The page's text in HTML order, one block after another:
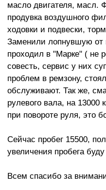
масло двигателя, масл.
продувка воздушного
ходовки и подвески,
Заменили лопнувшую от
проходил в "Марке" ( не
совесть, сервис у них
проблем в ремзону,
обслуживают. Так же,
рулевого вала, на 13000
при повороте руля, это
Сейчас пробег 15500,
увеличения пробега
Всем спасибо за